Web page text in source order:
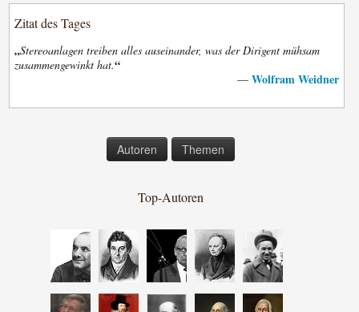
Zitat des Tages
„Stereoanlagen treiben alles auseinander, was der Dirigent mühsam
zusammengewinkt hat.“
— Wolfram Weidner
Autoren Themen
Top-Autoren